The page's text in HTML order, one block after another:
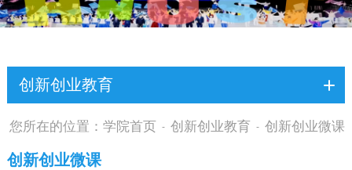
创新创业教育
您所在的位置：学院首页 - 创新创业教育 - 创新创业微课
创新创业微课